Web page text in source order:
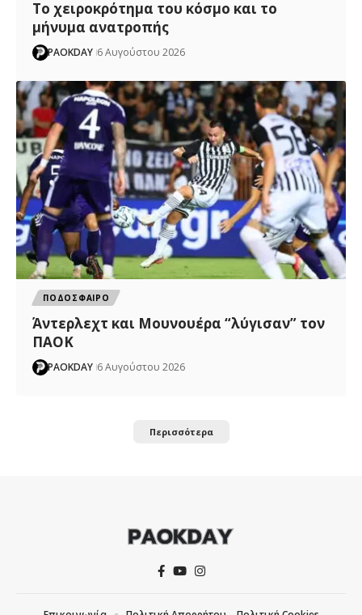
Το χειροκρότημα του κόσμο και το
μήνυμα ανατροπής
PAOKDAY 6 Αυγούστου 2026
ΠΟΔΟΣΦΑΙΡΟ
Άντερλεχτ και Μουνουέρα “λύγισαν” τον
ΠΑΟΚ
PAOKDAY 6 Αυγούστου 2026
Περισσότερα